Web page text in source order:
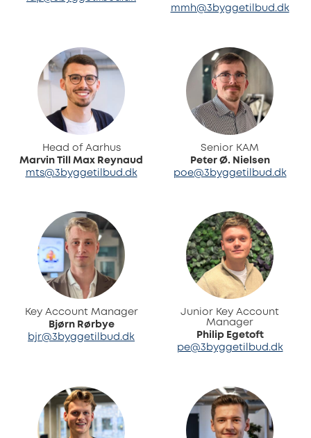
mmh@3byggetilbud.dk
Head of Aarhus
Marvin Till Max Reynaud
mts@3byggetilbud.dk
Senior KAM
Peter Ø. Nielsen
poe@3byggetilbud.dk
Key Account Manager
Bjørn Rørbye
bjr@3byggetilbud.dk
Junior Key Account
Manager
Philip Egetoft
pe@3byggetilbud.dk